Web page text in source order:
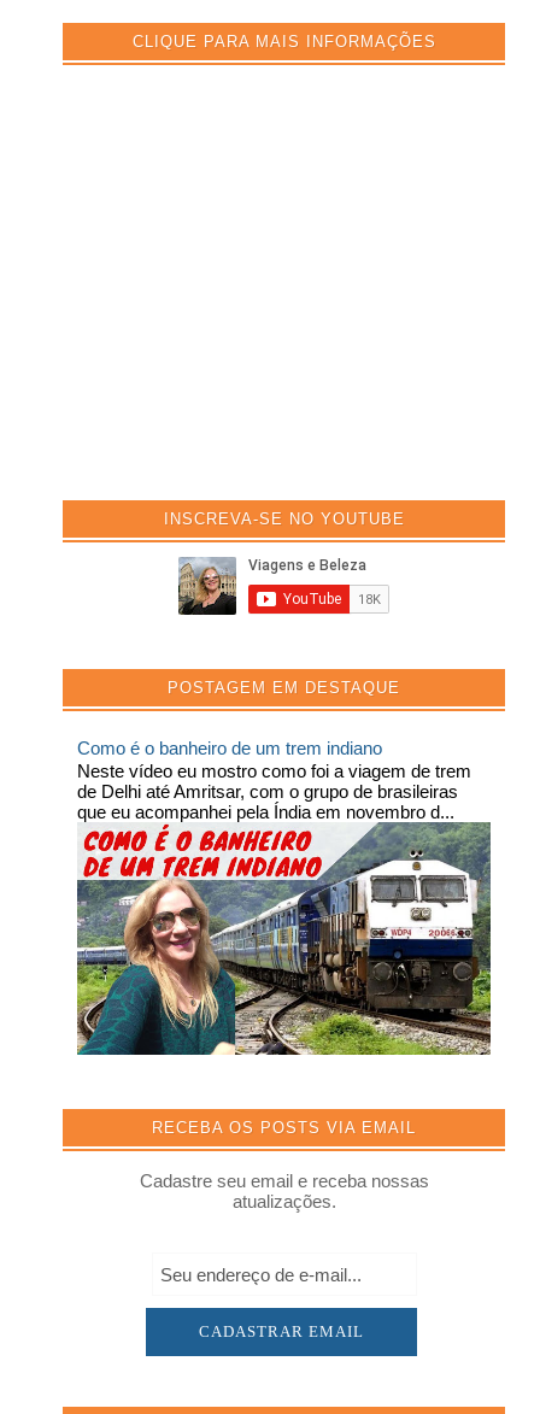
CLIQUE PARA MAIS INFORMAÇÕES
INSCREVA-SE NO YOUTUBE
POSTAGEM EM DESTAQUE
Como é o banheiro de um trem indiano
Neste vídeo eu mostro como foi a viagem de trem
de Delhi até Amritsar, com o grupo de brasileiras
que eu acompanhei pela Índia em novembro d...
RECEBA OS POSTS VIA EMAIL
Cadastre seu email e receba nossas
atualizações.